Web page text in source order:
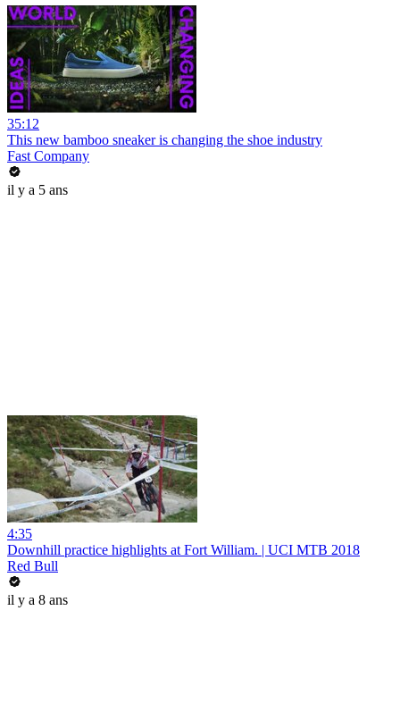
35:12
This new bamboo sneaker is changing the shoe industry
Fast Company
il y a 5 ans
4:35
Downhill practice highlights at Fort William. | UCI MTB 2018
Red Bull
il y a 8 ans